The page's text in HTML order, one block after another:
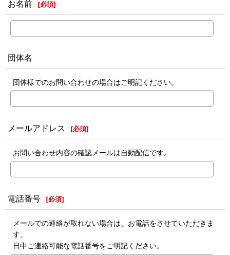
お名前 [必須]
団体名
団体様でのお問い合わせの場合はご明記ください。
メールアドレス [必須]
お問い合わせ内容の確認メールは自動配信です。
電話番号 [必須]
メールでの連絡が取れない場合は、お電話をさせていただきま
す。
日中ご連絡可能な電話番号をご明記ください。